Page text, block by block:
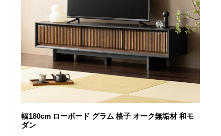
幅180cm ローボード グラム 格子 オーク無垢材 和モ
ダン